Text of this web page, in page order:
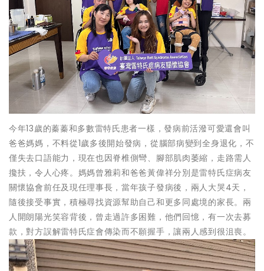
今年13歲的蓁蓁和多數雷特氏患者一樣，發病前活潑可愛還會叫
爸爸媽媽，不料從1歲多後開始發病，從腦部病變到全身退化，不
僅失去口語能力，現在也因脊椎側彎、腳部肌肉萎縮，走路需人
攙扶，令人心疼。媽媽曾雅莉和爸爸黃偉祥分別是雷特氏症病友
關懷協會前任及現任理事長，當年孩子發病後，兩人大哭4天，
隨後接受事實，積極尋找資源幫助自己和更多同處境的家長。兩
人開朗陽光笑容背後，曾走過許多困難，他們回憶，有一次去募
款，對方誤解雷特氏症會傳染而不願握手，讓兩人感到很沮喪。